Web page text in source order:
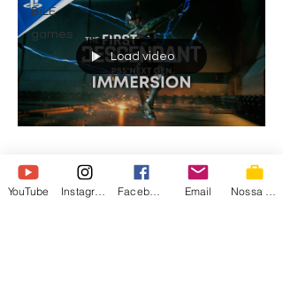
BILE
games
Load video
irmaospiologo
17 de ago. de 2023
YouTube Email